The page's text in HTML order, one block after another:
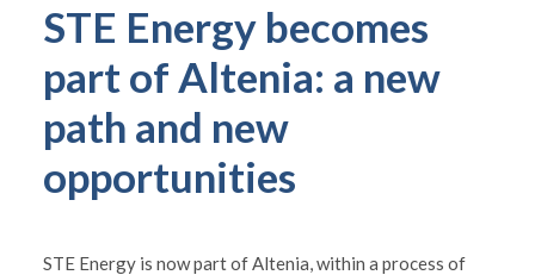
STE Energy becomes
part of Altenia: a new
path and new
opportunities
STE Energy is now part of Altenia, within a process of